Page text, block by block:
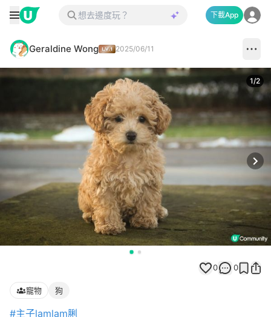
下載App
Geraldine Wong 2025/06/11
1/2
0 0
寵物 狗
#主子lamlam脷